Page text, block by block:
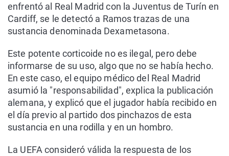
enfrentó al Real Madrid con la Juventus de Turín en
Cardiff, se le detectó a Ramos trazas de una
sustancia denominada Dexametasona.
Este potente corticoide no es ilegal, pero debe
informarse de su uso, algo que no se había hecho.
En este caso, el equipo médico del Real Madrid
asumió la "responsabilidad", explica la publicación
alemana, y explicó que el jugador había recibido en
el día previo al partido dos pinchazos de esta
sustancia en una rodilla y en un hombro.
La UEFA consideró válida la respuesta de los